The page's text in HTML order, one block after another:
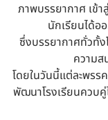
ภาพบรรยากาศ เข้
นักเรียนได้อ
ซึ่งบรรยากาศทั่วทั้ง
ความส
โดยในวันนี้แต่ละพรร
พัฒนาโรงเรียนควบ